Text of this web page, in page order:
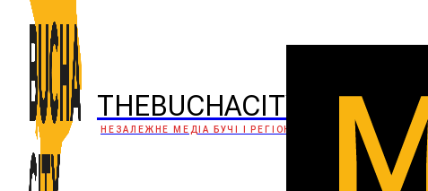
THEBUCHACITY
НЕЗАЛЕЖНЕ МЕДІА БУЧІ І РЕГІОНУ